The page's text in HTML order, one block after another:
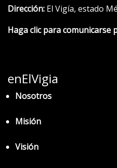
Dirección: El Vigía, estado
Haga clic para comunicarse
enElVigia
Nosotros
Misión
Visión